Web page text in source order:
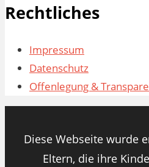
Rechtliches
Impressum
Datenschutz
Offenlegung &
Diese Webseite wurde
Eltern, die ihre